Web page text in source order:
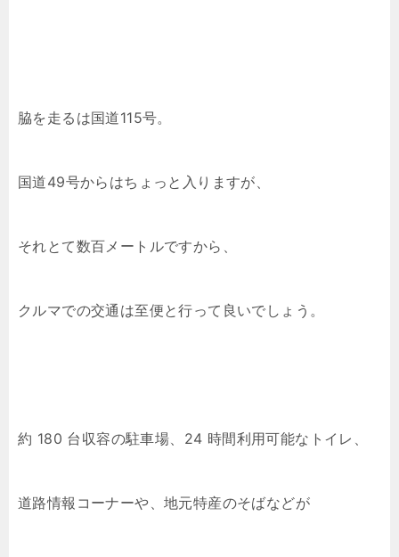
脇を走るは国道115号。
国道49号からはちょっと入りますが、
それとて数百メートルですから、
クルマでの交通は至便と行って良いでしょう。
約 180 台収容の駐車場、24 時間利用可能なトイレ、
道路情報コーナーや、地元特産のそばなどが